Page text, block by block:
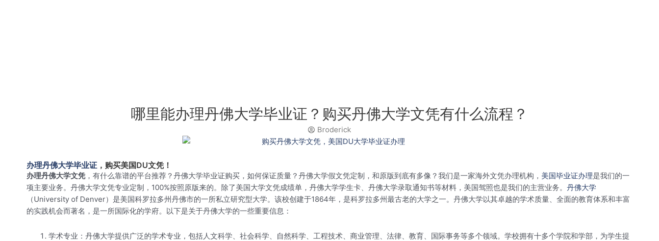
哪里能办理丹佛大学毕业证？购买丹佛大学文凭有什么流程？
Broderick
办理丹佛大学毕业证 ，购买美国DU文凭！
办理丹佛大学文凭 ，有什么靠谱的平台推荐？丹佛大学毕业证购买，如何保证质量？丹佛大学假文凭定制，和原版到底有多像？我们是一家海外文凭办理机构， 美国毕业证办理是我们的一
项主要业务。丹佛大学文凭专业定制，100%按照原版来的。除了美国大学文凭成绩单，丹佛大学学生卡、丹佛大学录取通知书等材料，美国驾照也是我们的主营业务。 丹佛大学
（University of Denver）是美国科罗拉多州丹佛市的一所私立研究型大学。该校创建于1864年，是科罗拉多州最古老的大学之一。丹佛大学以其卓越的学术质量、全面的教育体系和丰富
的实践机会而著名，是一所国际化的学府。以下是关于丹佛大学的一些重要信息：
学术专业：丹佛大学提供广泛的学术专业，包括人文科学、社会科学、自然科学、工程技术、商业管理、法律、教育、国际事务等多个领域。学校拥有十多个学院和学部，为学生提